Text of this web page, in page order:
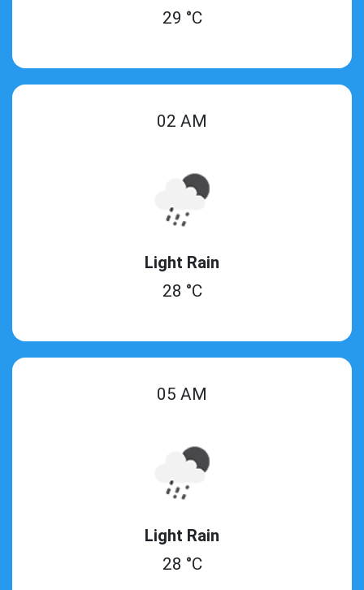
29 °C
02 AM
Light Rain
28 °C
05 AM
Light Rain
28 °C